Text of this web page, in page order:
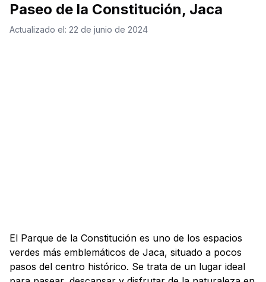
Paseo de la Constitución, Jaca
Actualizado el: 22 de junio de 2024
El Parque de la Constitución es uno de los espacios
verdes más emblemáticos de Jaca, situado a pocos
pasos del centro histórico. Se trata de un lugar ideal